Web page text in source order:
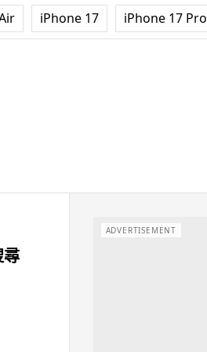
iPhone 17 iPhone 17 Pro
ADVERTISEMENT